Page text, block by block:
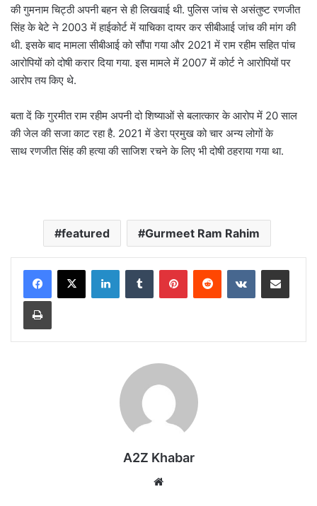
की गुमनाम चिट्ठी अपनी बहन से ही लिखवाई थी. पुलिस जांच से असंतुष्ट रणजीत
सिंह के बेटे ने 2003 में हाईकोर्ट में याचिका दायर कर सीबीआई जांच की मांग की
थी. इसके बाद मामला सीबीआई को सौंपा गया और 2021 में राम रहीम सहित पांच
आरोपियों को दोषी करार दिया गया. इस मामले में 2007 में कोर्ट ने आरोपियों पर
आरोप तय किए थे.
बता दें कि गुरमीत राम रहीम अपनी दो शिष्याओं से बलात्कार के आरोप में 20 साल
की जेल की सजा काट रहा है. 2021 में डेरा प्रमुख को चार अन्य लोगों के
साथ रणजीत सिंह की हत्या की साजिश रचने के लिए भी दोषी ठहराया गया था.
featured Gurmeet Ram Rahim
LinkedInTumblr PinterestReddit VKontakteShare via Email
Print
A2Z Khabar